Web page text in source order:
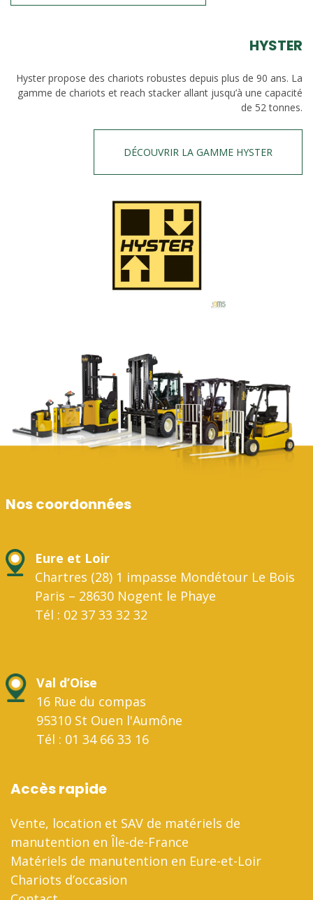
HYSTER
Hyster propose des chariots robustes depuis plus de 90 ans. La
gamme de chariots et reach stacker allant jusqu’à une capacité
de 52 tonnes.
DÉCOUVRIR LA GAMME HYSTER
Nos coordonnées
Eure et Loir
Chartres (28) 1 impasse Mondétour Le Bois
Paris – 28630 Nogent le Phaye
Tél : 02 37 33 32 32
Val d’Oise
16 Rue du compas
95310 St Ouen l'Aumône
Tél : 01 34 66 33 16
Accès rapide
Vente, location et SAV de matériels de
manutention en Île-de-France
Matériels de manutention en Eure-et-Loir
Chariots d’occasion